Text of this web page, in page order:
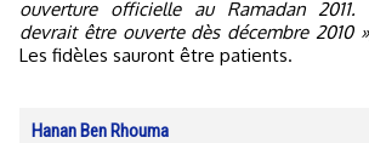
ouverture officielle au Ramadan
devrait être ouverte dès décembre 2010
Les fidèles sauront être patients.
Hanan Ben Rhouma